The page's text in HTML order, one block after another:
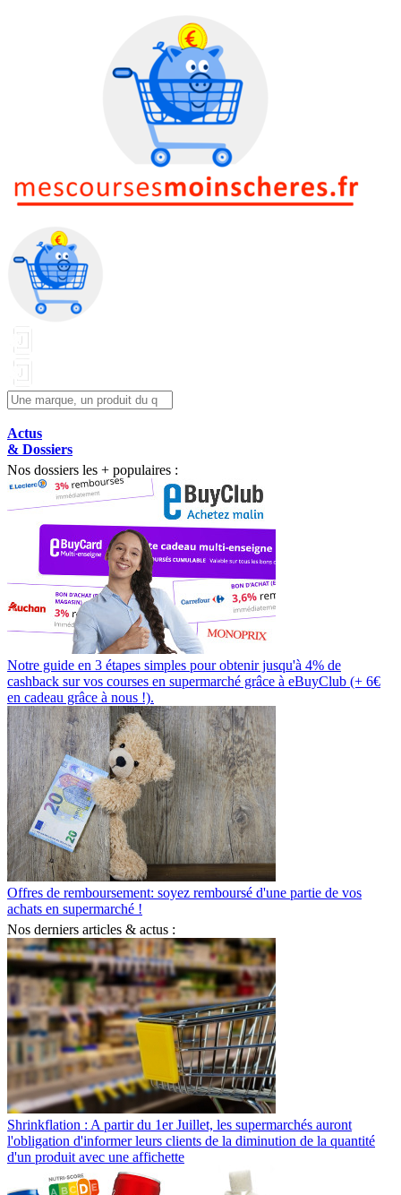
Actus
& Dossiers
Nos dossiers les + populaires :
Notre guide en 3 étapes simples pour obtenir jusqu'à 4% de
cashback sur vos courses en supermarché grâce à eBuyClub (+ 6€
en cadeau grâce à nous !).
Offres de remboursement: soyez remboursé d'une partie de vos
achats en supermarché !
Nos derniers articles & actus :
Shrinkflation : A partir du 1er Juillet, les supermarchés auront
l'obligation d'informer leurs clients de la diminution de la quantité
d'un produit avec une affichette